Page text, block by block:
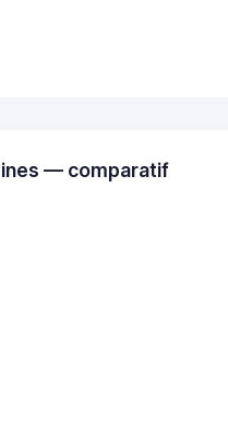
— comparatif